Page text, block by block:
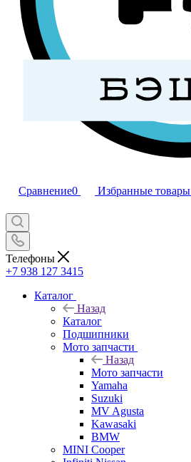
Сравнение0 Избранные товары
Телефоны
+7 938 127 3415
Каталог
Назад
Каталог
Подшипники
Мото запчасти
Назад
Мото запчасти
Yamaha
Suzuki
MV Agusta
Kawasaki
BMW
MINI Cooper